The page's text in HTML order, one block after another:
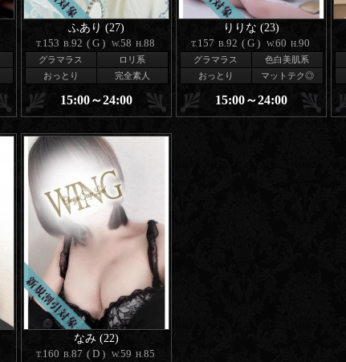
ふあり (27)
T. 153 B. 92 (G) W.58 H. 88
グラマラス
ロリ系
おっとり
完全素人
15:00～24:00
りりな (23)
T. 157 B. 92 (G) W.60 H. 90
グラマラス
色白美肌系
おっとり
マットテク◎
15:00～24:00
なみ (22)
T. 160 B. 87 (D) W.59 H. 85